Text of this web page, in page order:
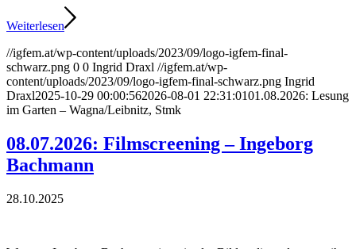
Weiterlesen
//igfem.at/wp-content/uploads/2023/09/logo-igfem-final-
schwarz.png 0 0 Ingrid Draxl //igfem.at/wp-
content/uploads/2023/09/logo-igfem-final-schwarz.png Ingrid
Draxl2025-10-29 00:00:562026-08-01 22:31:0101.08.2026: Lesung
im Garten – Wagna/Leibnitz, Stmk
08.07.2026: Filmscreening – Ingeborg
Bachmann
28.10.2025